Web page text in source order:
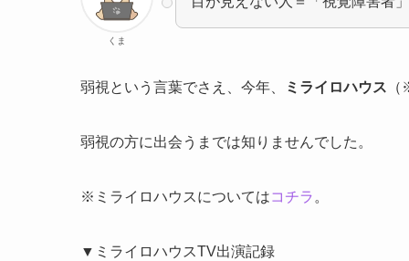
くま
弱視という言葉でさえ、今年、 ミライロハウス
弱視の方に出会うまでは知りませんでした。
※ミライロハウスについてはコチラ 。
▼ミライロハウスTV出演記録